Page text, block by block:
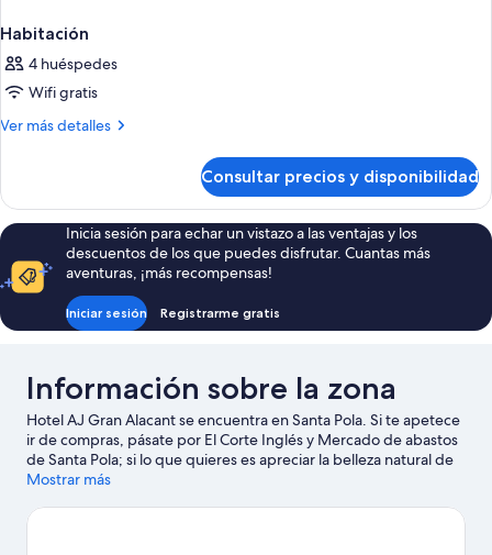
Habitación
4 huéspedes
Wifi gratis
Ver más detalles
Más
Consultar precios y disponibilidad
Inicia sesión para echar un vistazo a las ventajas y los
descuentos de los que puedes disfrutar. Cuantas más
aventuras, ¡más recompensas!
Iniciar sesión Registrarme gratis
Información sobre la zona
Hotel AJ Gran Alacant se encuentra en Santa Pola. Si te apetece
ir de compras, pásate por El Corte Inglés y Mercado de abastos
de Santa Pola; si lo que quieres es apreciar la belleza natural de
la región, visita Playa de Postiguet y Parque natural Salinas de
consultar el calendario de Centro de Tecnificación Deportiva
Mostrar más